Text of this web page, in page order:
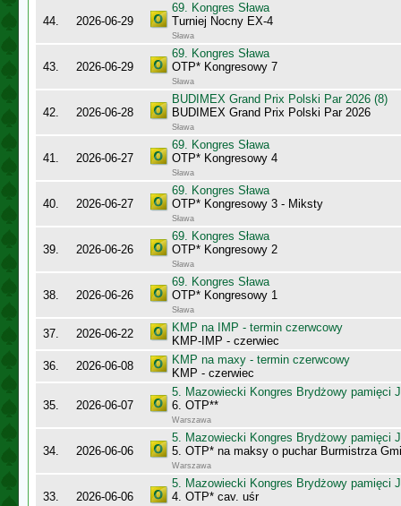
44. 2026-06-29
69. Kongres Sława
Turniej Nocny EX-4
Sława
43. 2026-06-29
69. Kongres Sława
OTP* Kongresowy 7
Sława
42. 2026-06-28
BUDIMEX Grand Prix Polski Par 2026 (8)
BUDIMEX Grand Prix Polski Par 2026
Sława
41. 2026-06-27
69. Kongres Sława
OTP* Kongresowy 4
Sława
40. 2026-06-27
69. Kongres Sława
OTP* Kongresowy 3 - Miksty
Sława
39. 2026-06-26
69. Kongres Sława
OTP* Kongresowy 2
Sława
38. 2026-06-26
69. Kongres Sława
OTP* Kongresowy 1
Sława
37. 2026-06-22
KMP na IMP - termin czerwcowy
KMP-IMP - czerwiec
36.
2026-06-08
KMP na maxy - termin czerwcowy
KMP - czerwiec
35. 2026-06-07
5. Mazowiecki Kongres Brydżowy pamięci
6. OTP**
Warszawa
34. 2026-06-06
5. Mazowiecki Kongres Brydżowy pamięci
5. OTP* na maksy o puchar Burmistrza
Warszawa
33. 2026-06-06
5. Mazowiecki Kongres Brydżowy pamięci
4. OTP* cav. uśr